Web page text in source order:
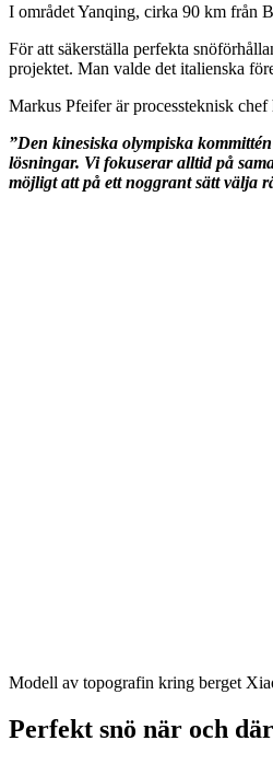
I området Yanqing, cirka 90 km från
För att säkerställa perfekta
projektet. Man valde det italienska
Markus Pfeifer är processteknisk
”Den kinesiska olympiska
lösningar. Vi fokuserar alltid på
möjligt att på ett noggrant sätt välja
Modell av topografin kring berget
Perfekt snö när och